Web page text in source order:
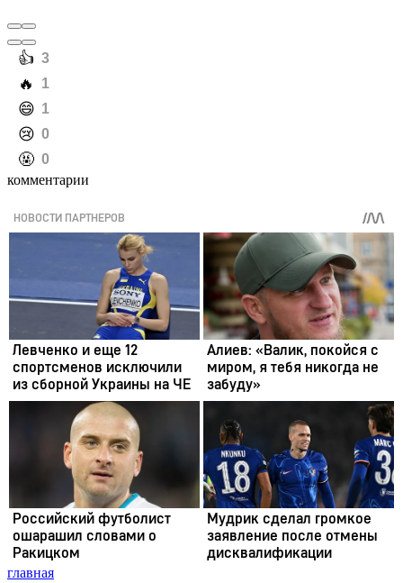
️👍 3
️🔥 1
️😄 1
️😢 0
️🤬 0
комментарии
главная